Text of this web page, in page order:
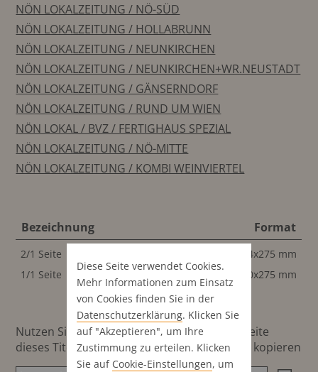
NÖN LOKALZEITUNG / NÖ-SÜD
NÖN LOKALZEITUNG / HOLLABRUNN
NÖN LOKALZEITUNG / NEUNKIRCHEN
NÖN LOKALZEITUNG / NEUNKIRCHEN+WR.NEUSTADT
NÖN LOKALZEITUNG / GÄNSERNDORF
NÖN LOKALZEITUNG / RUND UM WIEN
NÖN LOKAL / BVZ / FERTIGHAUS SPEZIAL
NÖN LOKALZEITUNG / NÖ-MITTE
NÖN LOKALZEITUNG / KOMBI WEINVIERTEL
Bezeichnung Format
2/1 Seite
414x275 mm
1/1 Seite
200x275 mm
Nutzen Sie diesen Button um den Link zur Seite
dieses Titels direkt in die Zwischenablage zu kopieren
Diese Seite verwendet Cookies.
Mehr Informationen zum Einsatz
von Cookies finden Sie in der
Datenschutz­erklärung. Klicken Sie
auf "Akzeptieren", um Ihre
Zustimmung zu erteilen. Klicken
Sie auf Cookie-Einstellungen, um